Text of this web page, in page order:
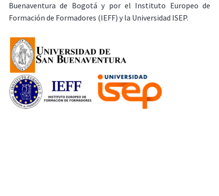
Buenaventura de Bogotá y por el Instituto Europeo de
Formación de Formadores (IEFF) y la Universidad ISEP.